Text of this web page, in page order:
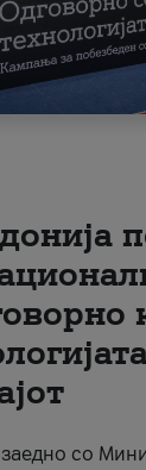
со